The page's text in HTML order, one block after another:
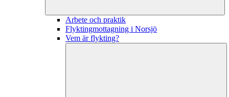
Arbete och praktik
Flyktingmottagning i Norsjö
Vem är flykting?